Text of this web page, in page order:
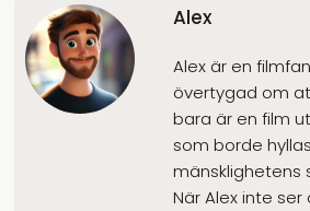
Alex
Alex är en
övertygad om
bara är en film
som borde
mänsklighetens
När Alex inte